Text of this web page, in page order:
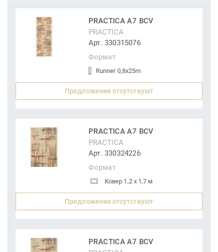
PRACTICA A7 BCV
PRACTICA
Арт. 330315076
Формат
Runner 0,8x25m
Предложения отсутствуют
PRACTICA A7 BCV
PRACTICA
Арт. 330324226
Формат
Ковер 1,2 x 1,7 м
Предложения отсутствуют
PRACTICA A7 BCV